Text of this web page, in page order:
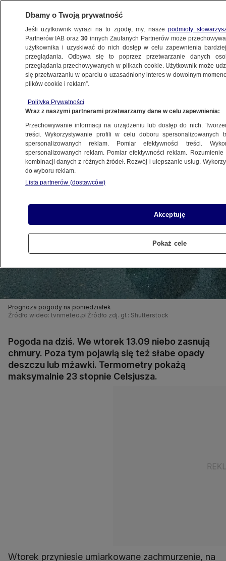
METEO
PROGNOZA
popada, miejscami będzie ponad 20 stopni
13.09.2022, 02:00
Udostępnij
Prognoza pogody na poniedziałek
Źródło wideo: tvnmeteo.pl Źródło zdj. gł.: Shutterstock
Pogoda na dziś. We wtorek 13.09 niebo zasnują
chmury. Poza tym pojawią się też słabe opady
deszczu lub mżawki. Termometry pokażą
maksymalnie 23 stopnie Celsjusza.
Wtorek przyniesie umiarkowane zachmurzenie, na
Dbamy o Twoją prywatność
Jeśli użytkownik wyrazi na to zgodę, my, naszepodmioty
Partnerów IAB oraz30 innych Zaufanych Partnerów może
użytkownika i uzyskiwać do nich dostęp w celu zapewnienia
przeglądania. Odbywa się to poprzez przetwarzanie danych
przeglądania przechowywanych w plikach cookie. Użytkownik może
się przetwarzaniu w oparciu o uzasadniony interes w dowolnym
plików cookie i reklam”.
Polityka Prywatności
Wraz z naszymi partnerami przetwarzamy dane w celu zapewnienia:
Przechowywanie informacji na urządzeniu lub dostęp do nich.
treści. Wykorzystywanie profili w celu doboru spersonalizowanych
spersonalizowanych reklam. Pomiar efektywności treści.
spersonalizowanych reklam. Pomiar efektywności reklam.
kombinacji danych z różnych źródeł. Rozwój i ulepszanie usług.
do wyboru reklam.
Lista partnerów (dostawców)
Akceptuję
Pokaż cele